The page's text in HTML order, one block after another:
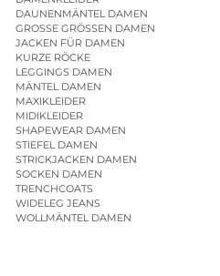
DAUNENMÄNTEL DAMEN
GROSSE GRÖSSEN DAMEN
JACKEN FÜR DAMEN
KURZE RÖCKE
LEGGINGS DAMEN
MÄNTEL DAMEN
MAXIKLEIDER
MIDIKLEIDER
SHAPEWEAR DAMEN
STIEFEL DAMEN
STRICKJACKEN DAMEN
SOCKEN DAMEN
TRENCHCOATS
WIDELEG JEANS
WOLLMÄNTEL DAMEN